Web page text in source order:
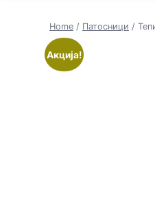
Home / Патосници /
Акција!